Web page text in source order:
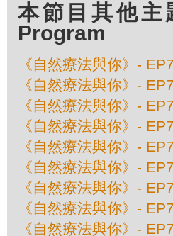
本節目其他主
Program
《自然療法與你》-
《自然療法與你》-
《自然療法與你》-
《自然療法與你》-
《自然療法與你》-
《自然療法與你》-
《自然療法與你》-
《自然療法與你》-
《自然療法與你》-